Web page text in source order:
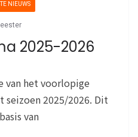
NIEUWS
2025-2026
van het voorlopige
seizoen 2025/2026. Dit
van